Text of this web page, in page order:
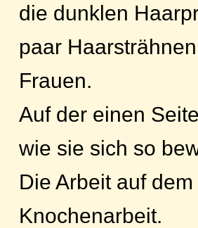
die dunklen
paar
Frauen.
Auf der einen
wie sie sich so
Die Arbeit auf
Knochenarbeit.